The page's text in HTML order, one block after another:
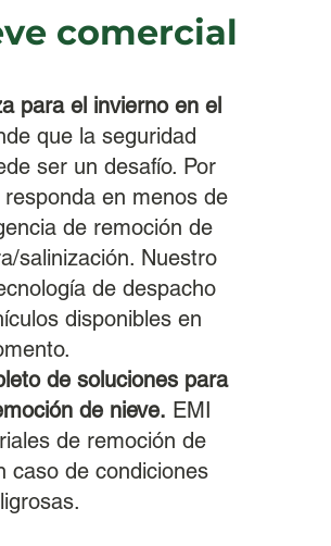
comercial
para el invierno en el
que la seguridad
ser un desafío. Por
en menos de
de remoción de
salinización. Nuestro
de despacho
disponibles en
de soluciones para
de nieve. EMI
de remoción de
caso de condiciones